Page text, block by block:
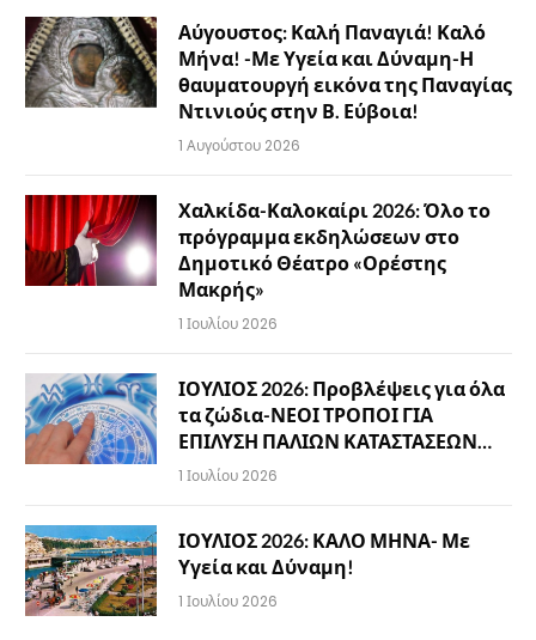
Αύγουστος: Καλή Παναγιά! Καλό
Μήνα! -Με Υγεία και Δύναμη-Η
θαυματουργή εικόνα της Παναγίας
Ντινιούς στην Β. Εύβοια!
1 Αυγούστου 2026
Χαλκίδα-Καλοκαίρι 2026: Όλο το
πρόγραμμα εκδηλώσεων στο
Δημοτικό Θέατρο «Ορέστης
Μακρής»
1 Ιουλίου 2026
ΙΟΥΛΙΟΣ 2026: Προβλέψεις για όλα
τα ζώδια-ΝΕΟΙ ΤΡΟΠΟΙ ΓΙΑ
ΕΠΙΛΥΣΗ ΠΑΛΙΩΝ ΚΑΤΑΣΤΑΣΕΩΝ…
1 Ιουλίου 2026
ΙΟΥΛΙΟΣ 2026: ΚΑΛΟ ΜΗΝΑ- Με
Υγεία και Δύναμη!
1 Ιουλίου 2026